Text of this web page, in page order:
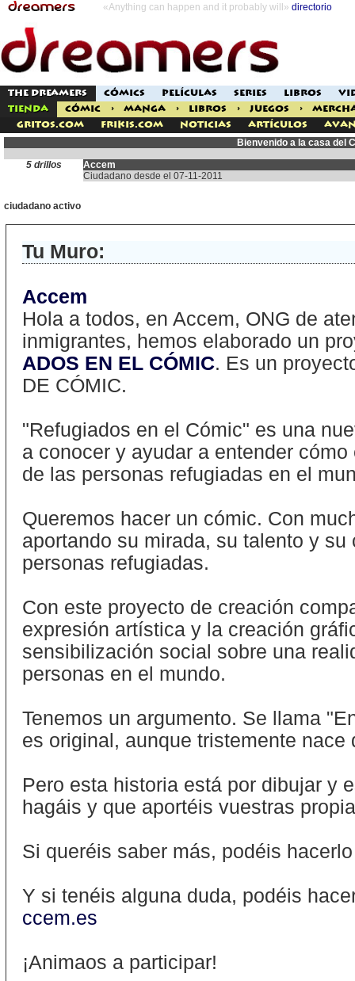
«Anything can happen and it probably will» directorio
THE DREAMERS CÓMICS PELÍCULAS SERIES LIBROS
TIENDA
CÓMIC > MANGA > LIBROS > JUEGOS >
Gritos.com
Frikis.com Noticias Artículos
Bienvenido a la casa del
5 drillos
Accem
Ciudadano desde el 07-11-2011
ciudadano activo
Tu Muro:
Accem
Hola a todos, en Accem, ONG de
inmigrantes, hemos elaborado un
ADOS EN EL CÓMIC. Es un
DE CÓMIC.
"Refugiados en el Cómic" es una
a conocer y ayudar a entender
de las personas refugiadas en el
Queremos hacer un cómic. Con
aportando su mirada, su talento y
personas refugiadas.
Con este proyecto de creación
expresión artística y la creación
sensibilización social sobre una
personas en el mundo.
Tenemos un argumento. Se llama
es original, aunque tristemente nace
Pero esta historia está por dibujar y
hagáis y que aportéis vuestras
Si queréis saber más, podéis
Y si tenéis alguna duda, podéis
ccem.es
¡Animaos a participar!